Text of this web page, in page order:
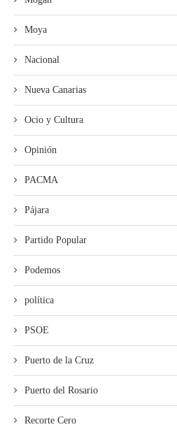
Moya
Nacional
Nueva Canarias
Ocio y Cultura
Opinión
PACMA
Pájara
Partido Popular
Podemos
política
PSOE
Puerto de la Cruz
Puerto del Rosario
Recorte Cero